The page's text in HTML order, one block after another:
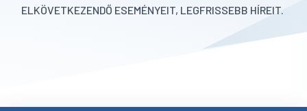
ELKÖVETKEZENDŐ ESEMÉNYEIT, LEGFRISSEBB HÍREIT.